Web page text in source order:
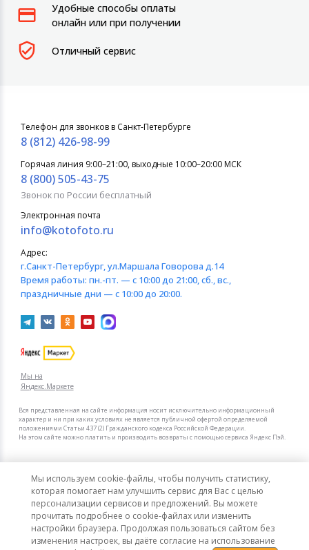
Удобные способы оплаты
онлайн или при получении
Отличный сервис
Мы используем cookie-файлы, чтобы получить статистику,
которая помогает нам улучшить сервис для Вас с целью
персонализации сервисов и предложений. Вы можете
прочитать подробнее о cookie-файлах или изменить
настройки браузера. Продолжая пользоваться сайтом без
изменения настроек, вы даёте согласие на использование
Мы на
Яндекс.Маркете
Телефон для звонков в Санкт-Петербурге
8 (812) 426-98-99
Горячая линия 9:00–21:00, выходные 10:00–20:00 МСК
8 (800) 505-43-75
Звонок по России бесплатный
Электронная почта
info@kotofoto.ru
Адрес:
г.Санкт-Петербург, ул.Маршала Говорова д.14
Время работы: пн.-пт. — с 10:00 до 21:00, сб., вс.,
праздничные дни — с 10:00 до 20:00.
Вся представленная на сайте информация носит исключительно информационный
характер и ни при каких условиях не является публичной офертой определяемой
положениями Статьи 437 (2) Гражданского кодекса Российской Федерации.
На этом сайте можно платить и производить возвраты с помощью сервиса Яндекс Пэй.
Мы в других городах
Санкт-Петербург
Москва
Интернет-гипермаркет актуальных товаров «КотоФото»
© 2008–2026. Все цены указаны в рублях РФ.